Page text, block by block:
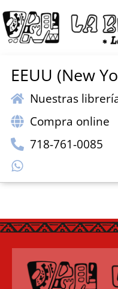
EEUU (New
Nuestras
Compra online
718-761-0085